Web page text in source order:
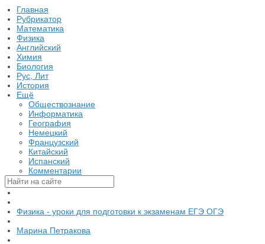
Главная
Рубрикатор
Математика
Физика
Английский
Химия
Биология
Рус, Лит
История
Ещё
Обществознание
Информатика
География
Немецкий
Французский
Китайский
Испанский
Комментарии
Физика - уроки для подготовки к экзаменам ЕГЭ ОГЭ
Марина Петракова